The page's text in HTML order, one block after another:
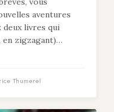
aventures
deux livres qui
en zigzagant)…
Thumerel